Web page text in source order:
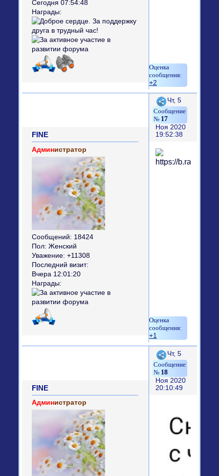
Сегодня 07:54:48
Награды:
+2
Поделиться
17
Чт, 5
Ноя 2020
19:52:38
FINE
Администратор
Сообщений: 18424
Пол: Женский
Уважение: +11308
Последний визит:
Вчера 12:01:20
Награды:
+1
Поделиться
18
Чт, 5
Ноя 2020
20:10:49
FINE
Администратор